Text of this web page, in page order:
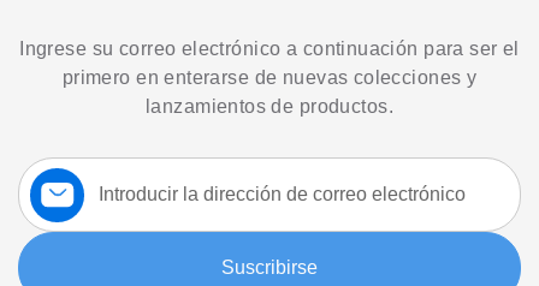
Ingrese su correo electrónico a continuación para ser el
primero en enterarse de nuevas colecciones y
lanzamientos de productos.
Suscríbase
a
nuestro
boletín:
Suscribirse